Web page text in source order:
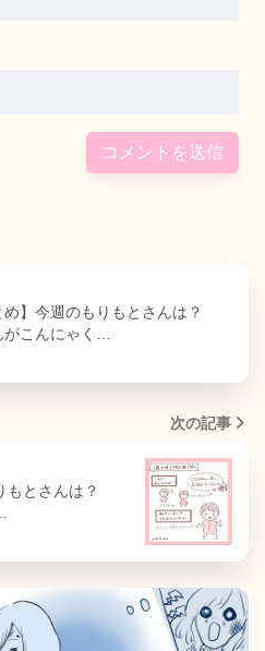
め】今週のもりもとさんは？
がこんにゃく…
次の記事
もとさんは？